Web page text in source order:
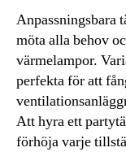
Anpassningsbara
möta alla behov
värmelampor.
perfekta för att
Att hyra ett
förhöja varje